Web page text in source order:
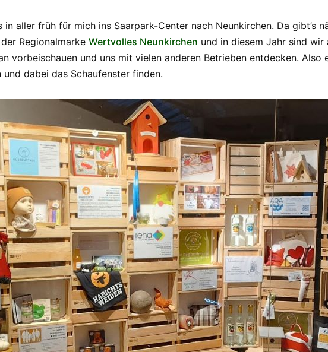
in aller früh für mich ins Saarpark-Center nach Neunkirchen. Da gibt’s
Regionalmarke Wertvolles Neunkirchen und in diesem Jahr sind wir
vorbeischauen und uns mit vielen anderen Betrieben entdecken.
und dabei das Schaufenster finden.